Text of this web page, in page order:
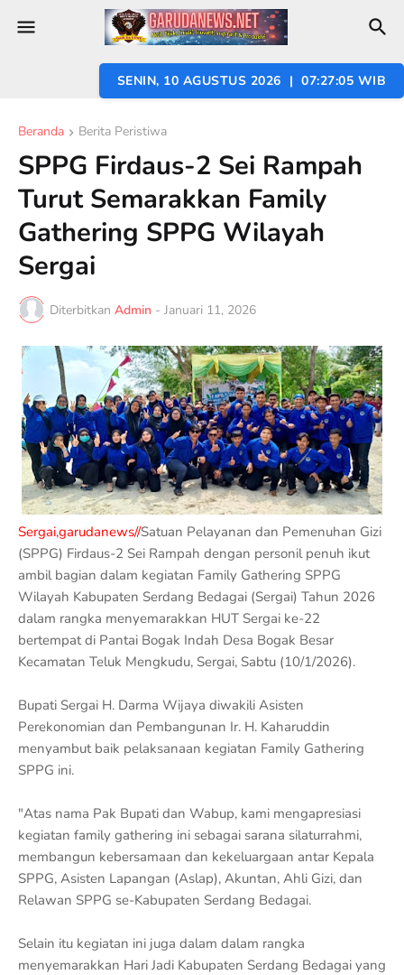
SENIN, 10 AGUSTUS 2026 | 07:27:06 WIB
Beranda Berita Peristiwa
SPPG Firdaus-2 Sei Rampah
Turut Semarakkan Family
Gathering SPPG Wilayah
Sergai
Diterbitkan Admin - Januari 11, 2026
Sergai,garudanews//Satuan Pelayanan dan Pemenuhan Gizi
(SPPG) Firdaus-2 Sei Rampah dengan personil penuh ikut
ambil bagian dalam kegiatan Family Gathering SPPG
Wilayah Kabupaten Serdang Bedagai (Sergai) Tahun 2026
dalam rangka menyemarakkan HUT Sergai ke-22
bertempat di Pantai Bogak Indah Desa Bogak Besar
Kecamatan Teluk Mengkudu, Sergai, Sabtu (10/1/2026).
Bupati Sergai H. Darma Wijaya diwakili Asisten
Perekonomian dan Pembangunan Ir. H. Kaharuddin
menyambut baik pelaksanaan kegiatan Family Gathering
SPPG ini.
"Atas nama Pak Bupati dan Wabup, kami mengapresiasi
kegiatan family gathering ini sebagai sarana silaturrahmi,
membangun kebersamaan dan kekeluargaan antar Kepala
SPPG, Asisten Lapangan (Aslap), Akuntan, Ahli Gizi, dan
Relawan SPPG se-Kabupaten Serdang Bedagai.
Selain itu kegiatan ini juga dalam dalam rangka
menyemarakkan Hari Jadi Kabupaten Serdang Bedagai yang